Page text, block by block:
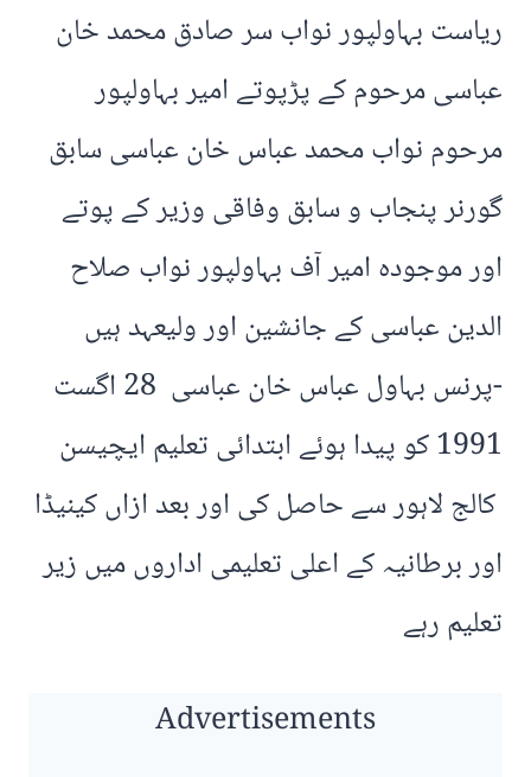
ریاست بہاولپور نواب سر صادق محمد خان
عباسی مرحوم کے پڑپوتے امیر بہاولپور
مرحوم نواب محمد عباس خان عباسی سابق
گورنر پنجاب و سابق وفاقی وزیر کے پوتے
اور موجودہ امیر آف بہاولپور نواب صلاح
الدین عباسی کے جانشین اور ولیعہد ہیں
-پرنس بہاول عباس خان عباسی 28 اگست
1991 کو پیدا ہوئے ابتدائی تعلیم ایچیسن
کالج لاہور سے حاصل کی اور بعد ازاں کینیڈا
اور برطانیہ کے اعلی تعلیمی اداروں میں زیر
تعلیم رہے
Advertisements